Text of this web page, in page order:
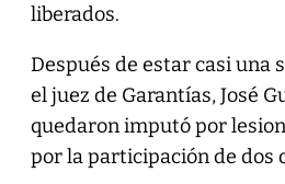
liberados.
Después de estar casi una
el juez de Garantías, José
quedaron imputó por
por la participación de dos